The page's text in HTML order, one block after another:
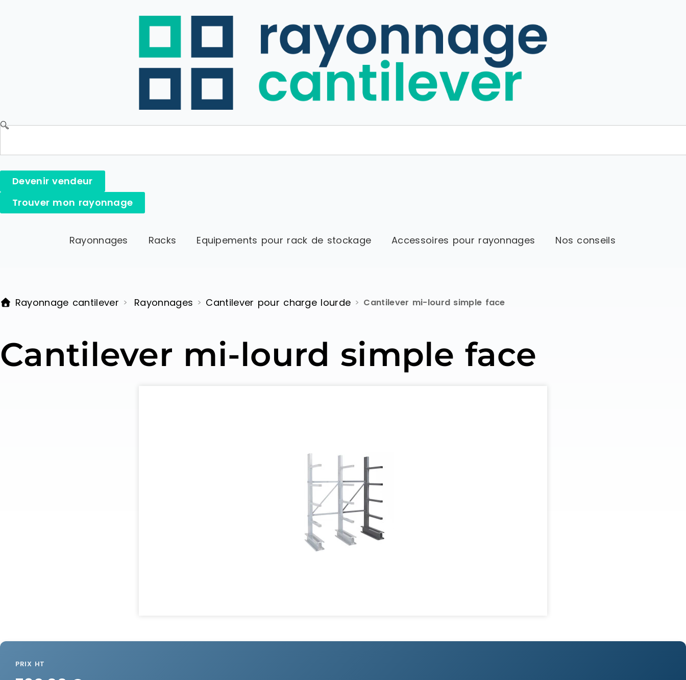
Devenir vendeur
Trouver mon rayonnage
Rayonnages Racks Equipements pour rack de stockage Accessoires pour rayonnages Nos conseils
Rayonnage cantilever > Rayonnages > Cantilever pour charge lourde > Cantilever mi-lourd simple face
Cantilever mi-lourd simple face
PRIX HT